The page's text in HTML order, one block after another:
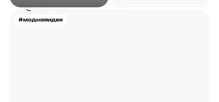
#моднаяидея